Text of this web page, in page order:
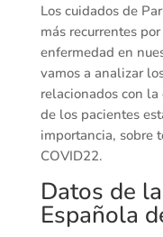
Los cuidados de
más recurrentes
enfermedad en
vamos a analizar
relacionados con
de los pacientes
importancia, sobre
COVID22.
Datos de
Española